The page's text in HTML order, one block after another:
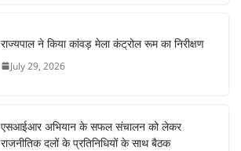
राज्यपाल ने किया कांवड़ मेला कंट्रोल रूम का निरीक्षण
July 29, 2026
एसआईआर अभियान के सफल संचालन को लेकर
राजनीतिक दलों के प्रतिनिधियों के साथ बैठक